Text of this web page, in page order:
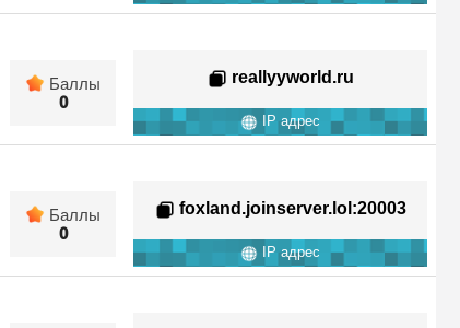
Баллы
0
reallyyworld.ru
IP адрес
Баллы
0
foxland.joinserver.lol :20003
IP адрес